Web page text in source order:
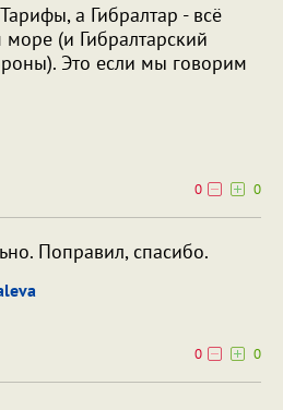
а Гибралтар - всё
(и Гибралтарский
Это если мы говорим
0
0
Поправил, спасибо.
0
0